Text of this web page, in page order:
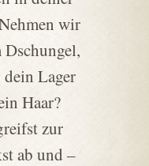
wir
Lager
Haar?
zur
ab und –